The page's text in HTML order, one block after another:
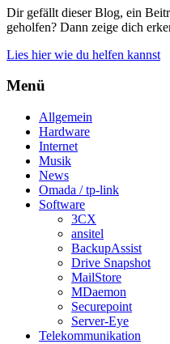
Dir gefällt dieser Blog, ein
geholfen? Dann zeige dich
Lies hier wie du helfen kannst
Menü
Allgemein
Hardware
Internet
Musik
News
Omada / tp-link
Software
3CX
ansitel
BackupAssist
Drive Snapshot
MailStore
MDaemon
Securepoint
Server-Eye
Telekommunikation